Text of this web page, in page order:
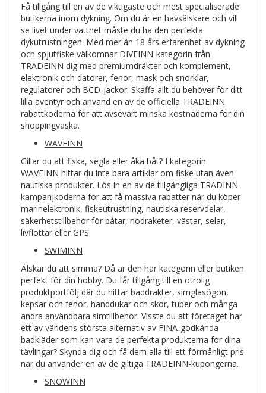
Få tillgång till en av de viktigaste och mest specialiserade
butikerna inom dykning. Om du är en havsälskare och vill
se livet under vattnet måste du ha den perfekta
dykutrustningen. Med mer än 18 års erfarenhet av dykning
och spjutfiske välkomnar DIVEINN-kategorin från
TRADEINN dig med premiumdräkter och komplement,
elektronik och datorer, fenor, mask och snorklar,
regulatorer och BCD-jackor. Skaffa allt du behöver för ditt
lilla äventyr och använd en av de officiella TRADEINN
rabattkoderna för att avsevärt minska kostnaderna för din
shoppingväska.
WAVEINN
Gillar du att fiska, segla eller åka båt? I kategorin
WAVEINN hittar du inte bara artiklar om fiske utan även
nautiska produkter. Lös in en av de tillgängliga TRADINN-
kampanjkoderna för att få massiva rabatter när du köper
marinelektronik, fiskeutrustning, nautiska reservdelar,
säkerhetstillbehör för båtar, nödraketer, västar, selar,
livflottar eller GPS.
SWIMINN
Älskar du att simma? Då är den här kategorin eller butiken
perfekt för din hobby. Du får tillgång till en otrolig
produktportfölj där du hittar baddräkter, simglasögon,
kepsar och fenor, handdukar och skor, tuber och många
andra användbara simtillbehör. Visste du att företaget har
ett av världens största alternativ av FINA-godkända
badkläder som kan vara de perfekta produkterna för dina
tävlingar? Skynda dig och få dem alla till ett förmånligt pris
när du använder en av de giltiga TRADEINN-kupongerna.
SNOWINN